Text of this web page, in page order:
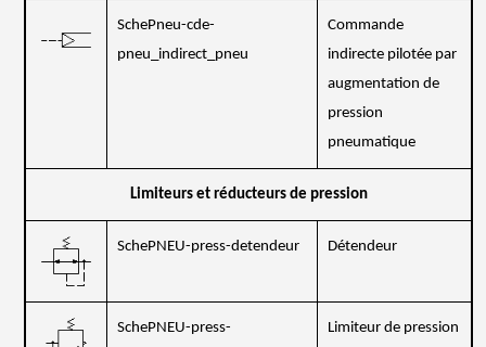
SchePneu-cde-
pneu_indirect_pneu
Commande
indirecte pilotée par
augmentation de
pression
pneumatique
Limiteurs et réducteurs de pression
SchePNEU-press-detendeur Détendeur
SchePNEU-press-
Limiteur de pression